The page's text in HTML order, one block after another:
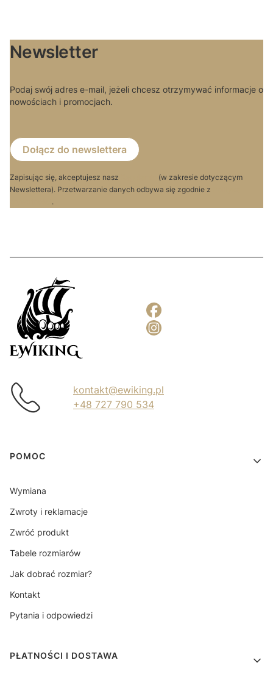
Newsletter
Podaj swój adres e-mail, jeżeli chcesz otrzymywać informacje o
nowościach i promocjach.
Dołącz do newslettera
Zapisując się, akceptujesz nasz
(w zakresie dotyczącym
Newslettera). Przetwarzanie danych odbywa się zgodnie z
.
kontakt@ewiking.pl
+48 727 790 534
Linki w stopce
POMOC
Wymiana
Zwroty i reklamacje
Zwróć produkt
Tabele rozmiarów
Jak dobrać rozmiar?
Kontakt
Pytania i odpowiedzi
PŁATNOŚCI I DOSTAWA